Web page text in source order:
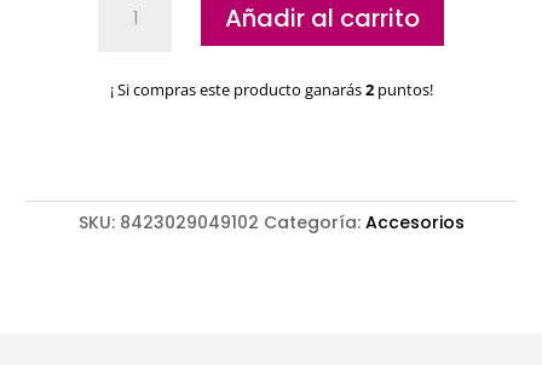
Pollie
Añadir al carrito
¡ Si compras este producto ganarás2puntos!
SKU: 8423029049102 Categoría: Accesorios